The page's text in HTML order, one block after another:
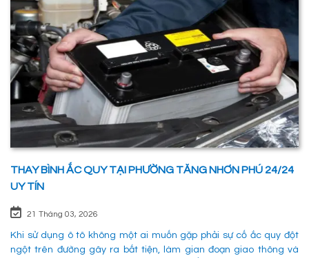
THAY BÌNH ẮC QUY TẠI PHƯỜNG TĂNG NHƠN PHÚ 24/24
UY TÍN
21 Tháng 03, 2026
Khi sử dụng ô tô không một ai muốn gặp phải sự cố ắc quy đột
ngột trên đường gây ra bất tiện, làm gian đoạn giao thông và